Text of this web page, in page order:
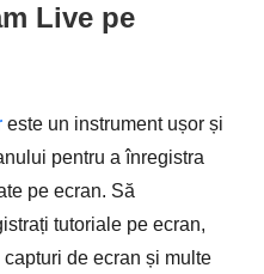
Live pe
este un instrument ușor și
pentru a înregistra
pe ecran. Să
tutoriale pe ecran,
de ecran și multe